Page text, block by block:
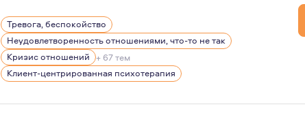
Безоговорочно верю в потенциал каждого человека.
С 2017 года модерирую большую группу по детско-
Тревога, беспокойство
Неудовлетворенность отношениями, что-то не так
Кризис отношений + 67 тем
Клиент-центрированная психотерапия